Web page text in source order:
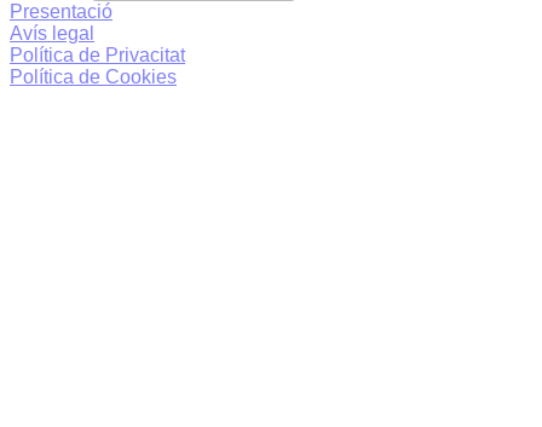
Presentació
Avís legal
Política de Privacitat
Política de Cookies